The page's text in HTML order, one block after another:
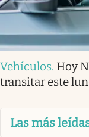
Vehículos. Hoy
transitar este
Las más